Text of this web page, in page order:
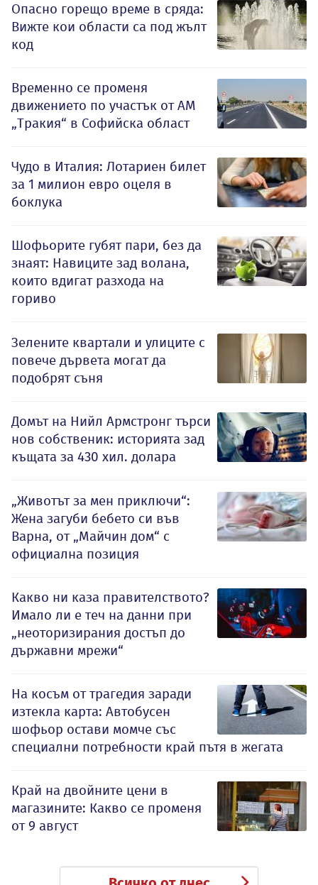
Опасно горещо време в сряда:
Вижте кои области са под жълт
код
Временно се променя
движението по участък от АМ
„Тракия“ в Софийска област
Чудо в Италия: Лотариен билет
за 1 милион евро оцеля в
боклука
Шофьорите губят пари, без да
знаят: Навиците зад волана,
които вдигат разхода на
гориво
Зелените квартали и улиците с
повече дървета могат да
подобрят съня
Домът на Нийл Армстронг търси
нов собственик: историята зад
къщата за 430 хил. долара
„Животът за мен приключи“:
Жена загуби бебето си във
Варна, от „Майчин дом“ с
официална позиция
Какво ни каза правителството?
Имало ли е теч на данни при
„неоторизирания достъп до
държавни мрежи“
На косъм от трагедия заради
изтекла карта: Автобусен
шофьор остави момче със
специални потребности край пътя в жегата
Край на двойните цени в
магазините: Какво се променя
от 9 август